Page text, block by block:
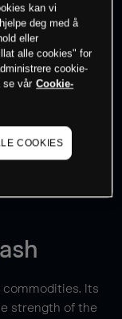
market data
commodities. Its
strength of the
kan vi
deg med å
eller
alle cookies" for
cookie-
se vår Cookie-
COOKIES